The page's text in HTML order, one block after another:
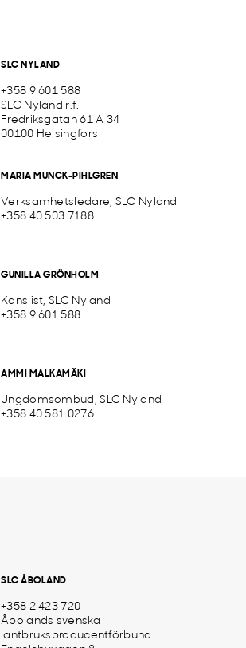
SLC NYLAND
+358 9 601 588
SLC Nyland r.f.
Fredriksgatan 61 A 34
00100 Helsingfors
MARIA MUNCK-PIHLGREN
Verksamhetsledare, SLC Nyland
+358 40 503 7188
GUNILLA GRÖNHOLM
Kanslist, SLC Nyland
+358 9 601 588
AMMI MALKAMÄKI
Ungdomsombud, SLC Nyland
+358 40 581 0276
SLC ÅBOLAND
+358 2 423 720
Åbolands svenska
lantbruksproducentförbund